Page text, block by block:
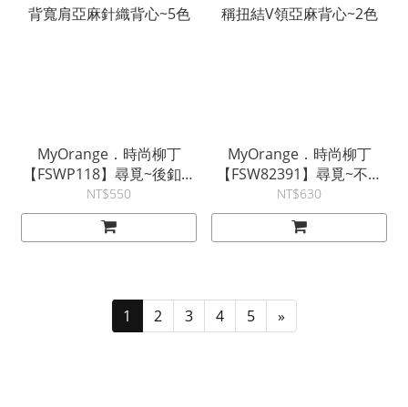
MyOrange．時尚柳丁
【FSWP118】尋覓~後釦美
背寬肩亞麻針織背心~5色
NT$550
MyOrange．時尚柳丁
【FSW82391】尋覓~不對
稱扭結V領亞麻背心~2色
NT$630
1 2 3 4 5 »